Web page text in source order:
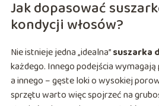
Jak dopasować
kondycji włosów?
Nie istnieje jedna „idealna”suszarka
każdego. Innego podejścia wymagają
a innego – gęste loki o wysokiej
sprzętu warto więc spojrzeć na